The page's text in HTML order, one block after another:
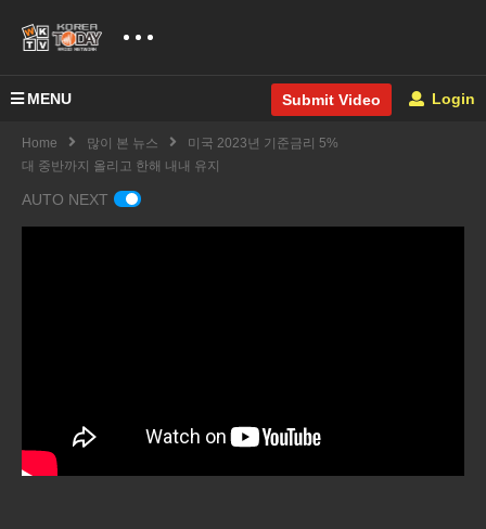
MENU Submit Video Login
Home 많이 본 뉴스
미국 2023년 기준금리 5%
대 중반까지 올리고 한해 내내 유지
AUTO NEXT